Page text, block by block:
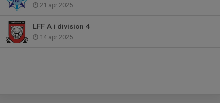
21 apr 2025
LFF A i division 4
14 apr 2025